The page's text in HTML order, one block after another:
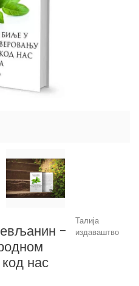
-
нас
Талија
издаваштво